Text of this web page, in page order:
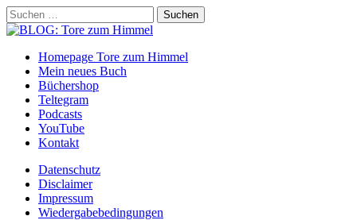
Suchen
nach:
Main
menu
Skip
content
Homepage Tore zum Himmel
Mein neues Buch
Büchershop
Teltegram
Podcasts
YouTube
Kontakt
Sub
menu
Datenschutz
Disclaimer
Impressum
Wiedergabebedingungen